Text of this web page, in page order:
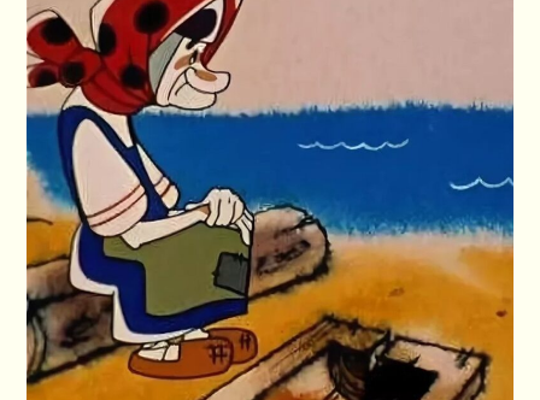
ПЛАН СНТ
КОНТАКТЫ
СЛУЖБЫ
НАПИСАТЬ!